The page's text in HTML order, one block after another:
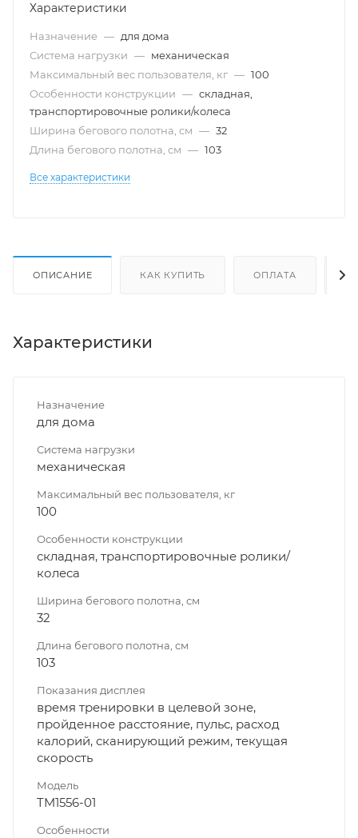
Характеристики
Назначение — для дома
Система нагрузки — механическая
Максимальный вес пользователя, кг — 100
Особенности конструкции — складная,
транспортировочные ролики/колеса
Ширина бегового полотна, см — 32
Длина бегового полотна, см — 103
Все характеристики
ОПИСАНИЕ КАК КУПИТЬ ОПЛАТА
Характеристики
Назначение
для дома
Система нагрузки
механическая
Максимальный вес пользователя, кг
100
Особенности конструкции
складная, транспортировочные ролики/
колеса
Ширина бегового полотна, см
32
Длина бегового полотна, см
103
Показания дисплея
время тренировки в целевой зоне,
пройденное расстояние, пульс, расход
калорий, сканирующий режим, текущая
скорость
Модель
TM1556-01
Особенности